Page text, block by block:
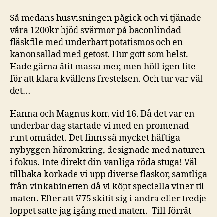
Så medans husvisningen pågick och vi tjänade
våra 1200kr bjöd svärmor på baconlindad
fläskfile med underbart potatismos och en
kanonsallad med getost. Hur gott som helst.
Hade gärna ätit massa mer, men höll igen lite
för att klara kvällens frestelsen. Och tur var väl
det…
Hanna och Magnus kom vid 16. Då det var en
underbar dag startade vi med en promenad
runt området. Det finns så mycket häftiga
nybyggen häromkring, designade med naturen
i fokus. Inte direkt din vanliga röda stuga! Väl
tillbaka korkade vi upp diverse flaskor, samtliga
från vinkabinetten då vi köpt speciella viner til
maten. Efter att V75 skitit sig i andra eller tredje
loppet satte jag igång med maten. Till förrät